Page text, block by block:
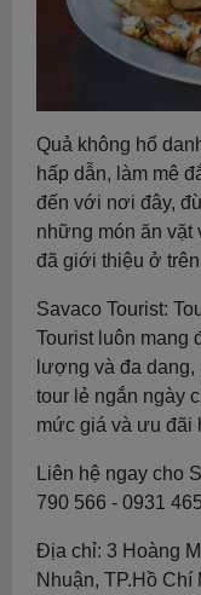
Quả không hổ
hấp dẫn, làm mê
đến với nơi đây,
những món ăn vặt
đã giới thiệu ở
Savaco Tourist:
Tourist luôn mang
lượng và đa
tour lẻ ngắn ngày
mức giá và ưu đãi
Liên hệ ngay cho
790 566 - 0931
Địa chỉ: 3 Hoàng
Nhuận, TP.Hồ Chí